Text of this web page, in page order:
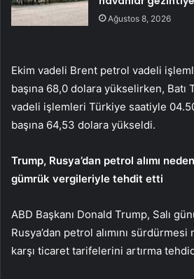
Ağustos 8, 2026
Ekim vadeli Brent petrol vadeli
başına 68,0 dolara yükselirken, Batı
vadeli işlemleri Türkiye saatiyle
başına 64,53 dolara yükseldi.
Trump, Rusya’dan petrol alımı
gümrük vergileriyle tehdit etti
ABD Başkanı Donald Trump, Salı
Rusya’dan petrol alımını
karşı ticaret tarifelerini artırma